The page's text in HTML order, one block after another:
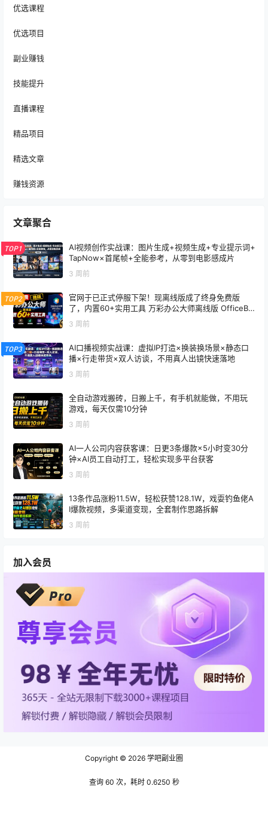
优选课程
优选项目
副业赚钱
技能提升
直播课程
精品项目
精选文章
赚钱资源
文章聚合
TOP1
AI视频创作实战课：图片生成+视频生成+专业提示词+
TapNow×首尾帧+全能参考，从零到电影感成片
3 周前
TOP2
官网于已正式停服下架！现离线版成了终身免费版
了，内置60+实用工具 万彩办公大师离线版 OfficeBo
x
3 周前
TOP3
AI口播视频实战课：虚拟IP打造×换装换场景×静态口
播×行走带货×双人访谈，不用真人出镜快速落地
3 周前
全自动游戏搬砖，日搬上千，有手机就能做，不用玩
游戏，每天仅需10分钟
3 周前
AI一人公司内容获客课：日更3条爆款×5小时变30分
钟×AI员工自动打工，轻松实现多平台获客
3 周前
13条作品涨粉11.5W，轻松获赞128.1W，戏耍钓鱼佬A
I爆款视频，多渠道变现，全套制作思路拆解
3 周前
加入会员
Copyright © 2026 学吧副业圈
查询 60 次，耗时 0.6250 秒